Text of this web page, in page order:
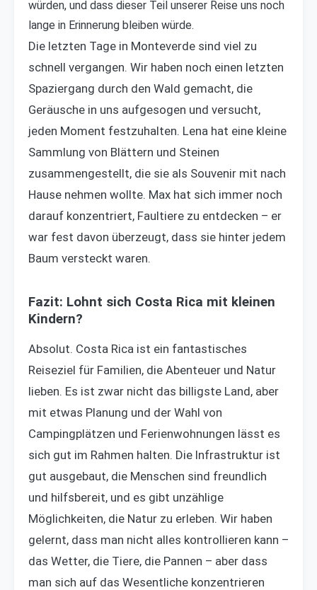
würden, und dass dieser Teil unserer Reise uns noch
lange in Erinnerung bleiben würde.
Die letzten Tage in Monteverde sind viel zu
schnell vergangen. Wir haben noch einen letzten
Spaziergang durch den Wald gemacht, die
Geräusche in uns aufgesogen und versucht,
jeden Moment festzuhalten. Lena hat eine kleine
Sammlung von Blättern und Steinen
zusammengestellt, die sie als Souvenir mit nach
Hause nehmen wollte. Max hat sich immer noch
darauf konzentriert, Faultiere zu entdecken – er
war fest davon überzeugt, dass sie hinter jedem
Baum versteckt waren.
Fazit: Lohnt sich Costa Rica mit kleinen
Kindern?
Absolut. Costa Rica ist ein fantastisches
Reiseziel für Familien, die Abenteuer und Natur
lieben. Es ist zwar nicht das billigste Land, aber
mit etwas Planung und der Wahl von
Campingplätzen und Ferienwohnungen lässt es
sich gut im Rahmen halten. Die Infrastruktur ist
gut ausgebaut, die Menschen sind freundlich
und hilfsbereit, und es gibt unzählige
Möglichkeiten, die Natur zu erleben. Wir haben
gelernt, dass man nicht alles kontrollieren kann –
das Wetter, die Tiere, die Pannen – aber dass
man sich auf das Wesentliche konzentrieren